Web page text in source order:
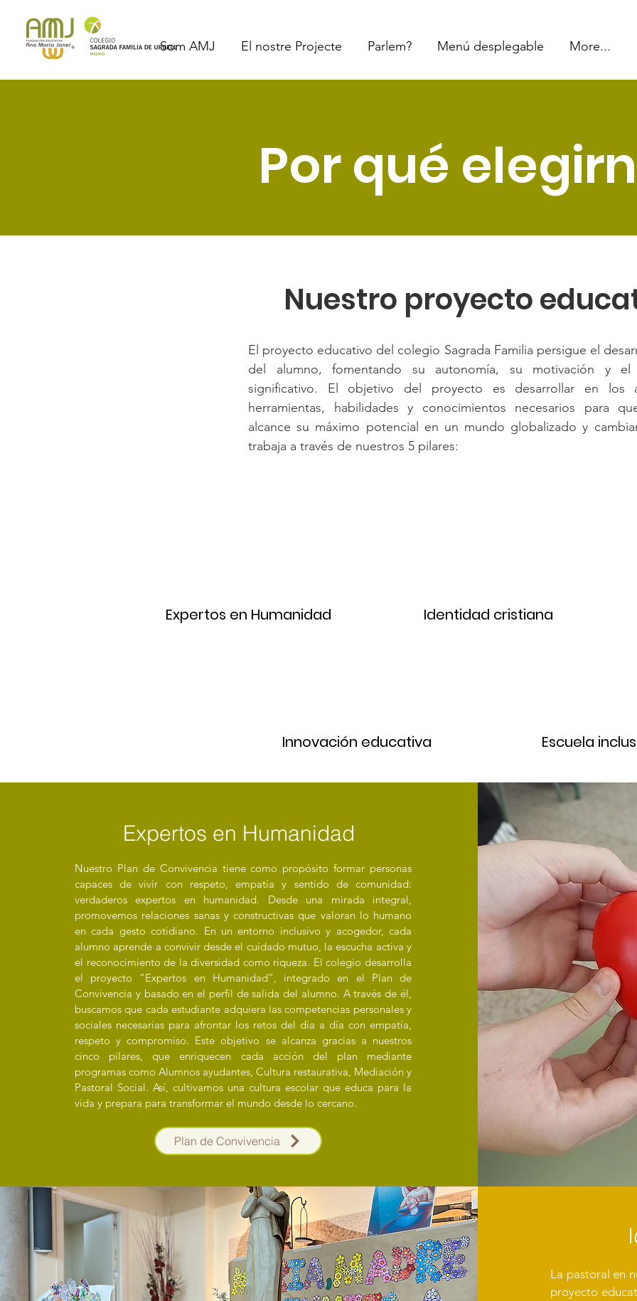
Som AMJ El nostre Projecte Parlem? Menú desplegable More...
Por qué
Nuestro proyecto
El proyecto educativo del colegio Sagrada Familia persigue el
del alumno, fomentando su autonomía, su motivación y el
significativo. El objetivo del proyecto es desarrollar en los
herramientas, habilidades y conocimientos necesarios para
alcance su máximo potencial en un mundo globalizado y
trabaja a través de nuestros 5 pilares:
Expertos en Humanidad Identidad cristiana
Innovación educativa Escuela
Expertos en Humanidad
Nuestro Plan de Convivencia tiene como propósito formar personas
capaces de vivir con respeto, empatía y sentido de comunidad:
verdaderos expertos en humanidad. Desde una mirada integral,
promovemos relaciones sanas y constructivas que valoran lo humano
en cada gesto cotidiano. En un entorno inclusivo y acogedor, cada
alumno aprende a convivir desde el cuidado mutuo, la escucha activa y
el reconocimiento de la diversidad como riqueza. El colegio desarrolla
el proyecto “Expertos en Humanidad”, integrado en el Plan de
Convivencia y basado en el perfil de salida del alumno. A través de él,
buscamos que cada estudiante adquiera las competencias personales y
sociales necesarias para afrontar los retos del día a día con empatía,
respeto y compromiso. Este objetivo se alcanza gracias a nuestros
cinco pilares, que enriquecen cada acción del plan mediante
programas como Alumnos ayudantes, Cultura restaurativa, Mediación y
Pastoral Social. Así, cultivamos una cultura escolar que educa para la
vida y prepara para transformar el mundo desde lo cercano.
Plan de Convivencia
La pastoral en
proyecto